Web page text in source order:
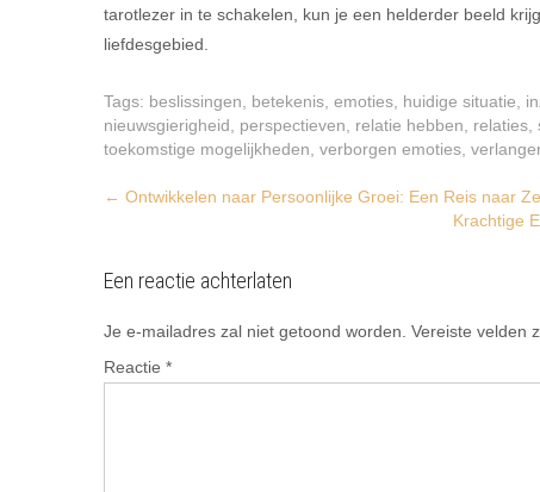
tarotlezer in te schakelen, kun je een helderder beeld
liefdesgebied.
Tags: beslissingen betekenis emoties huidige situatie
nieuwsgierigheid
perspectieven relatie hebben relaties
toekomstige mogelijkheden verborgen emoties
Post
← Ontwikkelen naar Persoonlijke Groei: Een Reis naar
Krachtige
Een reactie achterlaten
Je e-mailadres zal niet getoond worden. Vereiste velden
Reactie *